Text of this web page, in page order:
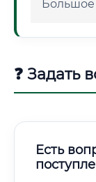
Большое
❓ Задать
Есть